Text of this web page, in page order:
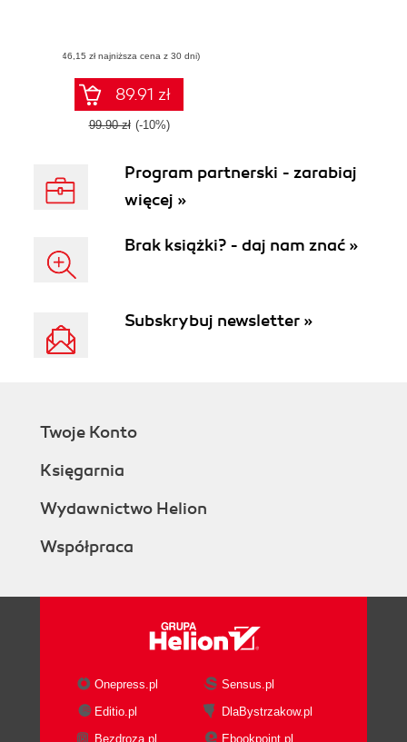
(46,15 zł najniższa cena z 30 dni)
89.91 zł
99.90 zł (-10%)
Program partnerski - zarabiaj
więcej »
Brak książki? - daj nam znać »
Subskrybuj newsletter »
Twoje Konto
Księgarnia
Wydawnictwo Helion
Współpraca
Onepress.pl
Sensus.pl
Editio.pl
DlaBystrzakow.pl
Bezdroza.pl
Ebookpoint.pl